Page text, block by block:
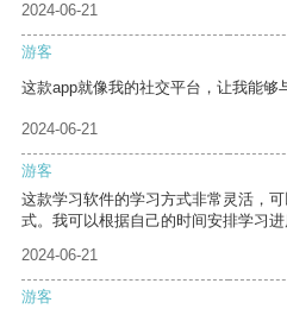
2024-06-21
游客
这款app就像我的社交平台，让我能够
2024-06-21
游客
这款学习软件的学习方式非常灵活，
式。我可以根据自己的时间安排学习进
2024-06-21
游客